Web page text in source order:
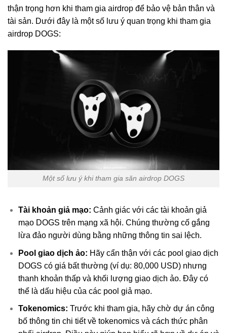
thận trọng hơn khi tham gia airdrop để bảo vệ bản thân và
tài sản. Dưới đây là một số lưu ý quan trọng khi tham gia
airdrop DOGS:
Một số lưu ý khi tham gia săn airdrop DOGS
Tài khoản giả mạo: Cảnh giác với các tài khoản giả
mạo DOGS trên mạng xã hội. Chúng thường cố gắng
lừa đảo người dùng bằng những thông tin sai lệch.
Pool giao dịch ảo: Hãy cẩn thận với các pool giao dịch
DOGS có giá bất thường (ví dụ: 80,000 USD) nhưng
thanh khoản thấp và khối lượng giao dịch ảo. Đây có
thể là dấu hiệu của các pool giả mạo.
Tokenomics: Trước khi tham gia, hãy chờ dự án công
bố thông tin chi tiết về tokenomics và cách thức phân